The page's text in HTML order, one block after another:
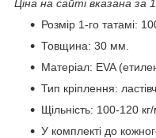
Ціна на сайті вказана
Розмір 1-го татамі:
Товщина: 30 мм.
Матеріал: EVA
Тип кріплення:
Щільність: 100-120 кг/
У комплекті до